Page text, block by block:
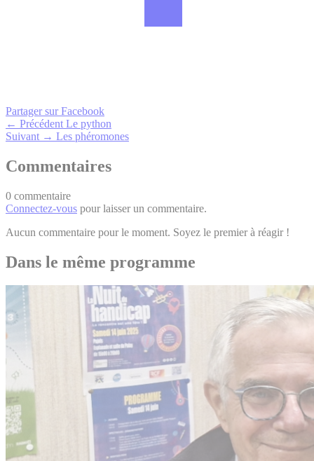
Partager sur Facebook
← Précédent Le python
Suivant → Les phéromones
Commentaires
0 commentaire
Connectez-vous pour laisser un commentaire.
Aucun commentaire pour le moment. Soyez le premier à réagir !
Dans le même programme